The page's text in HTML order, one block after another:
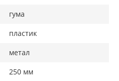
гума
пластик
метал
250 мм